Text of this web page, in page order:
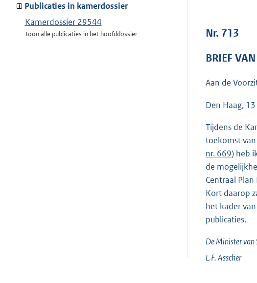
van:
Publicaties in kamerdossier
Kamerdossier 29544
Toon alle publicaties in het hoofddossier
Nr. 713
BRIEF
Aan de
Den Haag,
Tijdens de
toekomst
nr. 669) heb
de
Centraal
Kort daarop
het kader
publicaties.
De Minister van
L.F.Asscher